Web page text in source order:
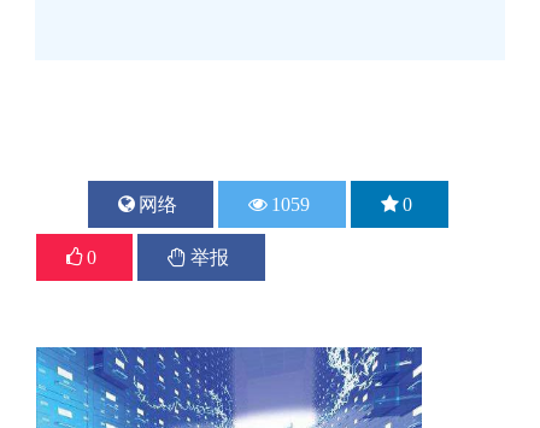
网络 1059 0
0 举报